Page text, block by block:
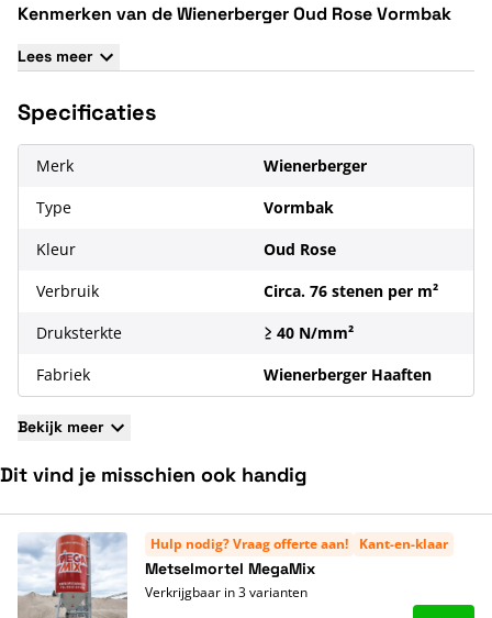
Kenmerken van de Wienerberger Oud Rose Vormbak
De afmeting van deze gevelsteen is ±210x100x50 mm
De kleur van deze steen is effen rood
De textuur is handvorm met een bezand oppervlakte
Lees meer
Specificaties
Merk
Wienerberger
Type
Vormbak
Kleur
Oud Rose
Verbruik
Circa. 76 stenen per m²
Druksterkte
≥ 40 N/mm²
Fabriek
Wienerberger Haaften
Bekijk meer
Dit vind je misschien ook handig
Hulp nodig? Vraag offerte aan! Kant-en-klaar
Metselmortel MegaMix
Verkrijgbaar in 3 varianten